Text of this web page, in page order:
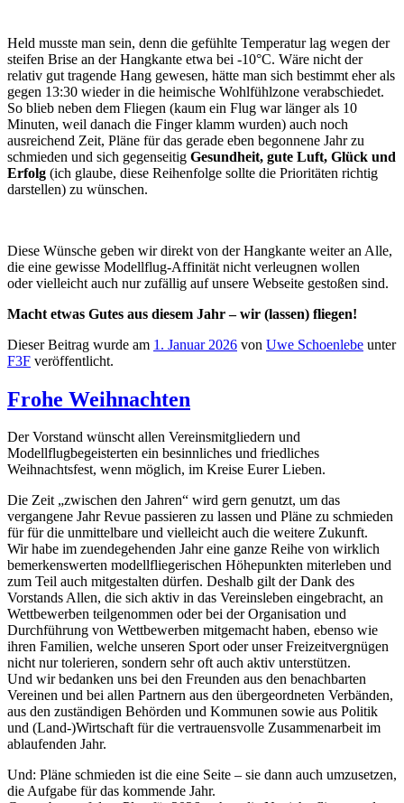
Held musste man sein, denn die gefühlte Temperatur lag wegen der
steifen Brise an der Hangkante etwa bei -10°C. Wäre nicht der
relativ gut tragende Hang gewesen, hätte man sich bestimmt eher als
gegen 13:30 wieder in die heimische Wohlfühlzone verabschiedet.
So blieb neben dem Fliegen (kaum ein Flug war länger als 10
Minuten, weil danach die Finger klamm wurden) auch noch
ausreichend Zeit, Pläne für das gerade eben begonnene Jahr zu
schmieden und sich gegenseitig Gesundheit, gute Luft, Glück und
Erfolg (ich glaube, diese Reihenfolge sollte die Prioritäten richtig
darstellen) zu wünschen.
Diese Wünsche geben wir direkt von der Hangkante weiter an Alle,
die eine gewisse Modellflug-Affinität nicht verleugnen wollen
oder vielleicht auch nur zufällig auf unsere Webseite gestoßen sind.
Macht etwas Gutes aus diesem Jahr – wir (lassen) fliegen!
Dieser Beitrag wurde am 1. Januar 2026 von Uwe Schoenlebe unter
F3F veröffentlicht.
Frohe Weihnachten
Der Vorstand wünscht allen Vereinsmitgliedern und
Modellflugbegeisterten ein besinnliches und friedliches
Weihnachtsfest, wenn möglich, im Kreise Eurer Lieben.
Die Zeit „zwischen den Jahren“ wird gern genutzt, um das
vergangene Jahr Revue passieren zu lassen und Pläne zu schmieden
für für die unmittelbare und vielleicht auch die weitere Zukunft.
Wir habe im zuendegehenden Jahr eine ganze Reihe von wirklich
bemerkenswerten modellfliegerischen Höhepunkten miterleben und
zum Teil auch mitgestalten dürfen. Deshalb gilt der Dank des
Vorstands Allen, die sich aktiv in das Vereinsleben eingebracht, an
Wettbewerben teilgenommen oder bei der Organisation und
Durchführung von Wettbewerben mitgemacht haben, ebenso wie
ihren Familien, welche unseren Sport oder unser Freizeitvergnügen
nicht nur tolerieren, sondern sehr oft auch aktiv unterstützen.
Und wir bedanken uns bei den Freunden aus den benachbarten
Vereinen und bei allen Partnern aus den übergeordneten Verbänden,
aus den zuständigen Behörden und Kommunen sowie aus Politik
und (Land-)Wirtschaft für die vertrauensvolle Zusammenarbeit im
ablaufenden Jahr.
Und: Pläne schmieden ist die eine Seite – sie dann auch umzusetzen,
die Aufgabe für das kommende Jahr.